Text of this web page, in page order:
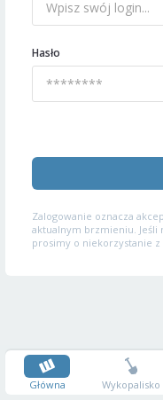
Hasło
Zalogowanie oznacza
aktualnym brzmieniu. Jeśli
prosimy o niekorzystanie z
Główna Wykopalisko